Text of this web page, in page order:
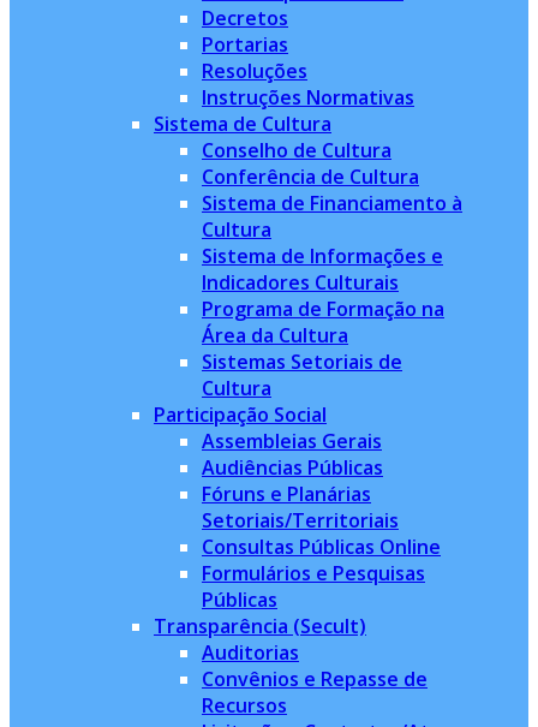
Decretos
Portarias
Resoluções
Instruções Normativas
Sistema de Cultura
Conselho de Cultura
Conferência de Cultura
Sistema de Financiamento à
Cultura
Sistema de Informações e
Indicadores Culturais
Programa de Formação na
Área da Cultura
Sistemas Setoriais de
Cultura
Participação Social
Assembleias Gerais
Audiências Públicas
Fóruns e Planárias
Setoriais/Territoriais
Consultas Públicas Online
Formulários e Pesquisas
Públicas
Transparência (Secult)
Auditorias
Convênios e Repasse de
Recursos